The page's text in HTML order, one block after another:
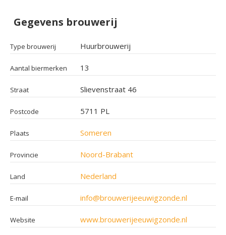
Gegevens brouwerij
Type brouwerij Huurbrouwerij
Aantal biermerken 13
Straat Slievenstraat 46
Postcode 5711 PL
Plaats Someren
Provincie Noord-Brabant
Land Nederland
E-mail info@brouwerijeeuwigzonde.nl
Website www.brouwerijeeuwigzonde.nl